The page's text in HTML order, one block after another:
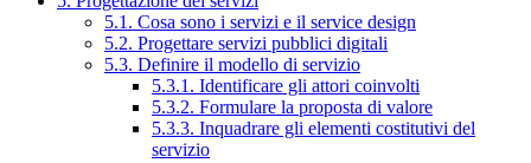
5.1. Cosa sono i servizi e il service design
5.2. Progettare servizi pubblici digitali
5.3. Definire il modello di servizio
5.3.1. Identificare gli attori coinvolti
5.3.2. Formulare la proposta di valore
5.3.3. Inquadrare gli elementi costitutivi del
servizio